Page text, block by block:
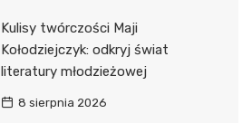
Kulisy twórczości Maji
Kołodziejczyk: odkryj świat
literatury młodzieżowej
8 sierpnia 2026